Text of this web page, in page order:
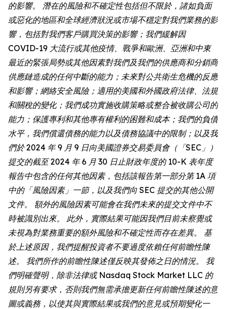
的影響。 潛在的風險和不確定性包括但不限於，諸如負面
或惡化的地區和全球經濟狀況或市場不穩定對我們業務的影
響，包括對我們客戶購買決策的影響；我們緩解因
COVID-19 大流行或其他疫情、戰爭和歐洲、亞洲和中東
最近的緊張局勢或其他因素對我們及我們的供應商和分銷商
供應鏈造成的任何中斷的能力；未來對公共衛生危機的反應
和影響；網絡安全風險；適用的美國和外國政府法律、法規
和關稅的變化；我們成功實施收購策略或整合被收購公司的
能力；保護專利和其他專有權利的困難和成本；我們的負債
水平，我們償還債務的能力以及債務協議中的限制；以及我
們於 2024 年 9 月 9 日向美國證券交易委員會（「SEC」）
提交的截至 2024 年 6 月 30 日止財政年度的 10-K 表年度
報告中包含的任何其他因素，包括該報告第一部分第 1A 項
中的「風險因素」一節，以及我們向 SEC 提交的其他公開
文件。 額外的風險因素可能會在我們未來的提交文件中不
時被識別出來。 此外，實際結果可能因我們目前未察覺或
未視為對業務重要的額外風險和不確定性而存在差異。 基
於上述原因，我們提醒投資者不要過度依賴任何前瞻性陳
述。 我們所作的前瞻性陳述僅反映其發佈之日的情況。 我
們明確聲明，除非法律或 Nasdaq Stock Market LLC 的
規則另有要求，否則我們無需承擔更新任何前瞻性陳述的意
圖或義務，以使其與實際結果或我們的意見或預期變化一